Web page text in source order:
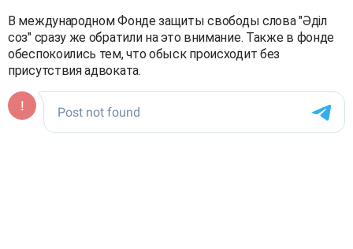
В международном Фонде защиты свободы слова "Әділ
соз" сразу же обратили на это внимание. Также в фонде
обеспокоились тем, что обыск происходит без
присутствия адвоката.